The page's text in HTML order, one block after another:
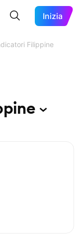
Inizia
Filippine